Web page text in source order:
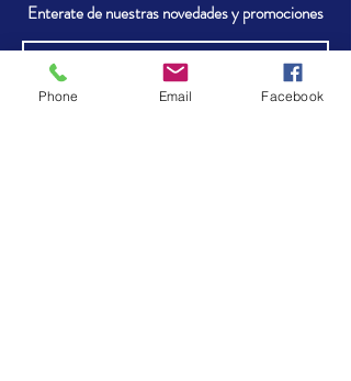
Enterate de nuestras novedades y promociones
Enviar
Phone Email Facebook